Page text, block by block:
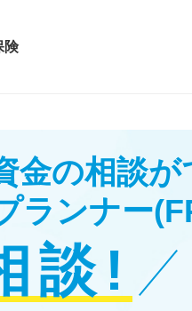
険
金の相談が
ランナー
談!